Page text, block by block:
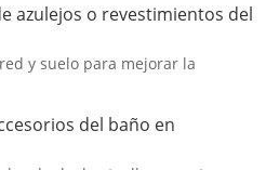
azulejos o revestimientos del
y suelo para mejorar la
del baño en